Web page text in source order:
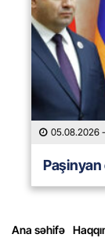
05.08.2026
Paşinyan
Ana səhifə